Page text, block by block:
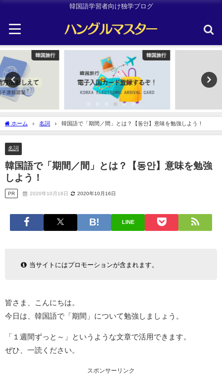
韓国語学習者向け独学ブログ
ホーム 名詞 韓国語で「期間／間」とは？【동안】意味を勉強しよう！
名詞
韓国語で「期間／間」とは？【동안】意味を勉強
しよう！
PR 2020年10月16日 2020年10月16日
LINE
当サイトにはプロモーションが含まれます。
皆さま、こんにちは。
今日は、韓国語で「期間」について勉強しましょう。
「１週間ずっと～」というような文章で活用できます。
ぜひ、一読ください。
スポンサーリンク